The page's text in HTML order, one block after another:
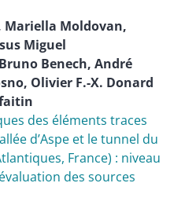
Mariella Moldovan,
Miguel
Bruno Benech, André
, Olivier F.-X. Donard
des éléments traces
dʼAspe et le tunnel du
France) : niveau
des sources